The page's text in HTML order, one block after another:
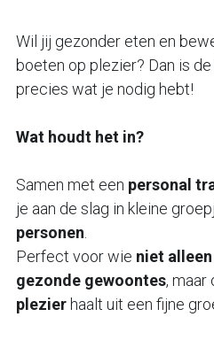
Voedingsbegeleiding
Begeleiding bij
Abonnementen
De perfecte combinatie
Balance Kick-Off
All-in Balance
Tarieven en terugbetalingen
Contact
Wil jij gezonder eten en
boeten op plezier? Dan is de
precies wat je nodig hebt!
Wat houdt het in?
Samen met een personal
je aan de slag in kleine
personen
Perfect voor wie niet
gezonde gewoontes, maar
plezier haalt uit een fijne